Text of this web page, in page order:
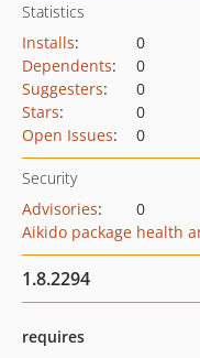
Statistics
Installs:
0
Dependents:
0
Suggesters:
0
Stars:
0
Open Issues: 0
Security
Advisories:
0
Aikido package health
1.8.2294
requires